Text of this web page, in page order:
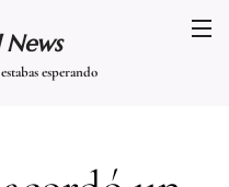
News
esperando